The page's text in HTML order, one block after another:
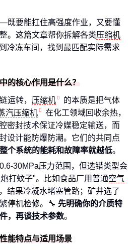
既要能扛住高强度作业，又要懂
。这篇文章帮你拆解各类压缩机
冷冻车间，找到最匹配实际需求
的核心作用是什么？
运转， 压缩机
的本质是把气体
汽压缩机
在化工领域回收余热，
密封技术保证冷媒稳定输送，而
设计能防爆防潮。它们的共同点
个系统的能耗和故障率就越低。
30MPa压力范围，但选错类型会
打蚊子"。比如食品厂用普通空气
结果冷凝水堵塞管路；矿井选了
停机检修。🔧 先明确你的介质特
，再谈技术参数。
能特点与适用场景